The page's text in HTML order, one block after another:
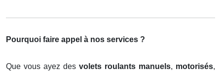
Pourquoi faire appel à nos services ?
Que vous ayez des volets roulants manuels, motorisés,